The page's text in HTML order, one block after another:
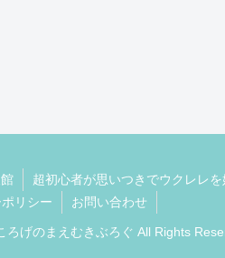
超初心者が思いつきでウクレレ
リシー
お問い合わせ
げのまえむきぶろぐ All Rights